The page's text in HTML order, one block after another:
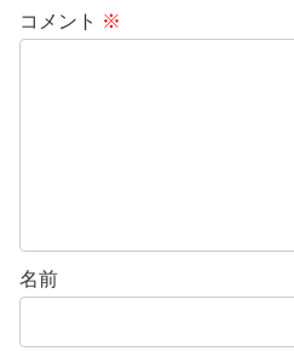
コメント ※
名前